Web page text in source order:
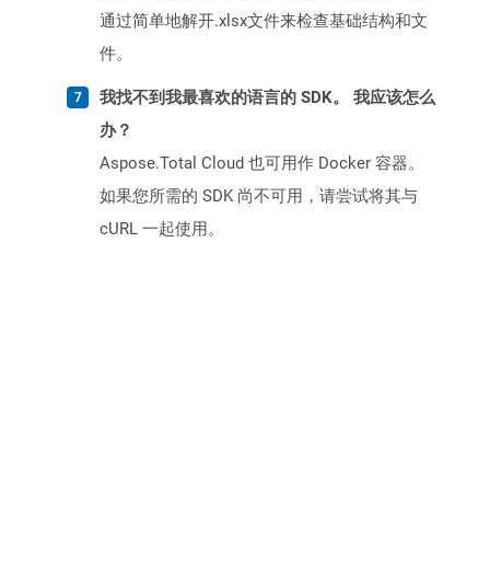
通过简单地解开.xlsx文件来检查基础结构和文
件。
我找不到我最喜欢的语言的 SDK。 我应该怎么
办？
Aspose.Total Cloud 也可用作 Docker 容器。
如果您所需的 SDK 尚不可用，请尝试将其与
cURL 一起使用。